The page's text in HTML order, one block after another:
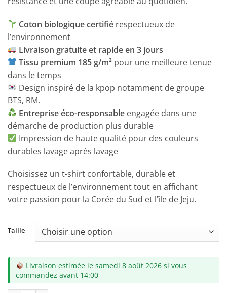
Coton biologique certifié respectueux de
l’environnement
Livraison gratuite et rapide en 3 jours
Tissu premium 185 g/m² pour une meilleure tenue
dans le temps
Design inspiré de la kpop notamment de groupe
BTS, RM.
Entreprise éco-responsable engagée dans une
démarche de production plus durable
Impression de haute qualité pour des couleurs
durables lavage après lavage
Choisissez un t-shirt confortable, durable et
respectueux de l’environnement tout en affichant
votre passion pour la Corée du Sud et l’île de Jeju.
Taille
Livraison estimée le samedi 8 août 2026 si vous
commandez avant 14:00